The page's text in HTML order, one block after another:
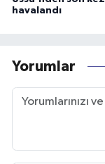
havalandı
Yorumlar